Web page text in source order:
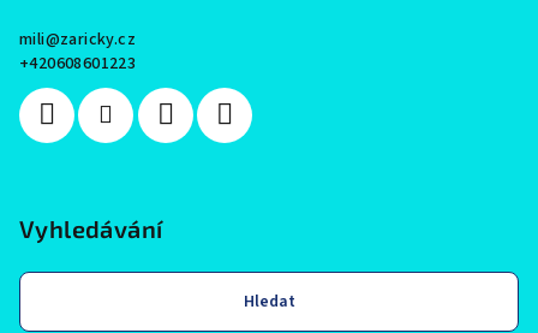
mili@zaricky.cz
+420608601223
Vyhledávání
Hledat